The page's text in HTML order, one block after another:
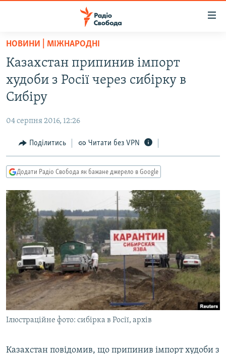
Перейти
основного
матеріалу
Перейти
до
основної
навігації
Перейти
до
пошуку
ВСЕ ЗА ДОБУ
СТАТТІ
ЕКОНОМІКА
СУСПІЛЬСТВО
УКРАЇНА
СВІТ
РОСІЙСЬКА «ФІЛЬТРАЦІЯ»
ДОНБАС.РЕАЛІЇ
ТИ ЯК?
СХЕМИ
КИТАЙ.ВИКЛИКИ
МУЛЬТИМЕДІА
ФОТО
СПЕЦПРОЄКТИ
ПОДКАСТИ
КРИМ РЕАЛІЇ
УКР
НОВИНИ | МІЖНАРОДНІ
Казахстан припинив імпорт
худоби з Росії через сибірку в
Сибіру
04 серпня 2016, 12:26
Поділитись Читати без VPN
Додати Радіо Свобода як бажане джерело в Google
Ілюстраційне фото: сибірка в Росії, архів
Казахстан повідомив, що припинив імпорт худоби з